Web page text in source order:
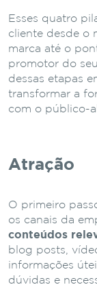
Esses quatro
cliente desde o
marca até o
promotor do
dessas etapas
transformar a
com o público-
Atração
O primeiro
os canais da
conteúdos
blog posts,
informações
dúvidas e